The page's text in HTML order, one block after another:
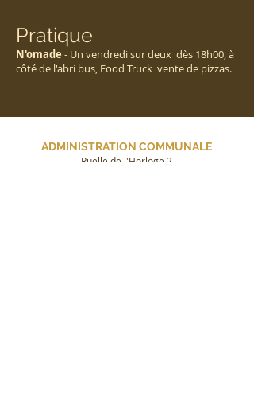
Pratique
N'omade​ - Un vendredi sur deux dès 18h00, à
côté de l'abri bus, Food Truck vente de pizzas.
ADMINISTRATION COMMUNALE
Ruelle de l'Horloge 2